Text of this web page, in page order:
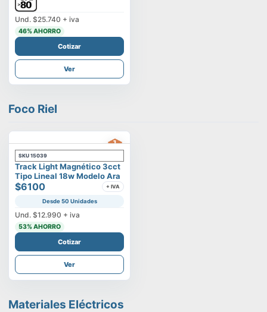
Und. $25.740 + iva
46% AHORRO
Cotizar
Ver
Foco Riel
SKU 15039
Track Light Magnético 3cct
Tipo Lineal 18w Modelo Ara
$6100 + IVA
Desde 50 Unidades
Und. $12.990 + iva
53% AHORRO
Cotizar
Ver
Materiales Eléctricos